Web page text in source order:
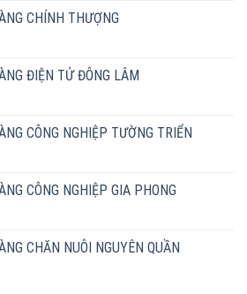
CHÍNH THƯỢNG
ĐIỆN TỬ ĐÔNG LÂM
CÔNG NGHIỆP TƯỜNG TRIỂN
CÔNG NGHIỆP GIA PHONG
CHĂN NUÔI NGUYÊN QUẦN